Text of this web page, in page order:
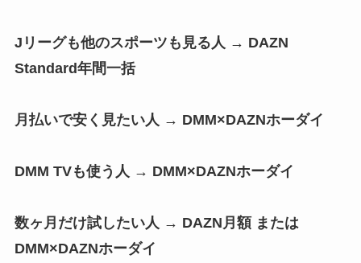
Jリーグも他のスポーツも見る人 → DAZN
Standard年間一括
月払いで安く見たい人 → DMM×DAZNホーダイ
DMM TVも使う人 → DMM×DAZNホーダイ
数ヶ月だけ試したい人 → DAZN月額 または
DMM×DAZNホーダイ